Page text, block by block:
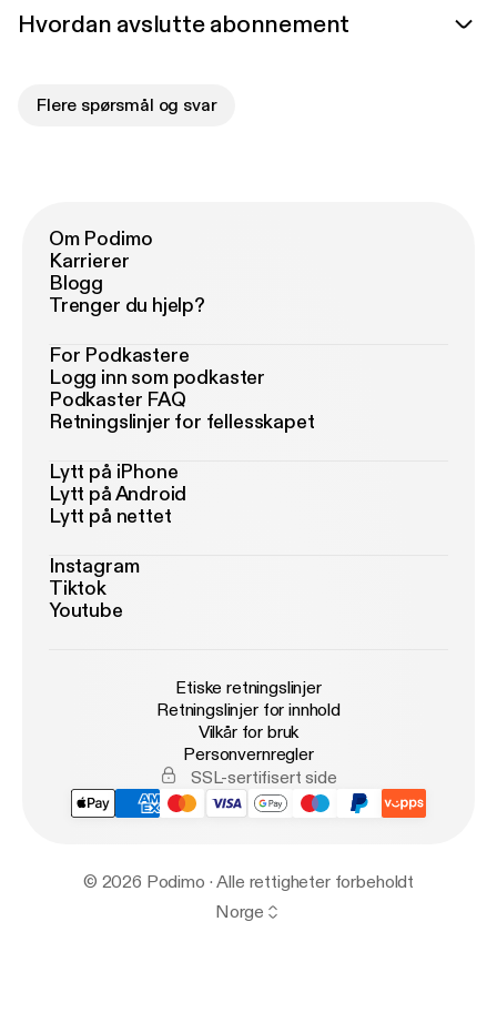
Hvordan avslutte abonnement
Flere spørsmål og svar
Om Podimo
Karrierer
Blogg
Trenger du hjelp?
For Podkastere
Logg inn som podkaster
Podkaster FAQ
Retningslinjer for fellesskapet
Lytt på iPhone
Lytt på Android
Lytt på nettet
Instagram
Tiktok
Youtube
Etiske retningslinjer
Retningslinjer for innhold
Vilkår for bruk
Personvernregler
SSL-sertifisert side
© 2026 Podimo · Alle rettigheter forbeholdt
Norge